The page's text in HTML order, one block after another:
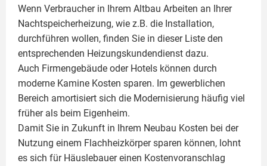
Wenn Verbraucher in Ihrem Altbau Arbeiten an Ihrer
Nachtspeicherheizung, wie z.B. die Installation,
durchführen wollen, finden Sie in dieser Liste den
entsprechenden Heizungskundendienst dazu.
Auch Firmengebäude oder Hotels können durch
moderne Kamine Kosten sparen. Im gewerblichen
Bereich amortisiert sich die Modernisierung häufig viel
früher als beim Eigenheim.
Damit Sie in Zukunft in Ihrem Neubau Kosten bei der
Nutzung einem Flachheizkörpersparen können, lohnt
es sich für Häuslebauer einen Kostenvoranschlag